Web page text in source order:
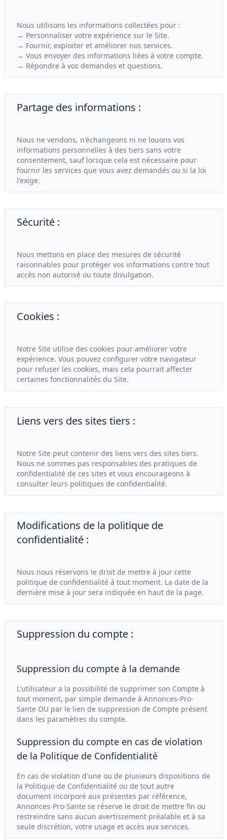
Nous utilisons les informations collectées pour :
→ Personnaliser votre expérience sur le Site.
→ Fournir, exploiter et améliorer nos services.
→ Vous envoyer des informations liées à votre compte.
→ Répondre à vos demandes et questions.
Partage des informations :
Nous ne vendons, n'échangeons ni ne louons vos
informations personnelles à des tiers sans votre
consentement, sauf lorsque cela est nécessaire pour
fournir les services que vous avez demandés ou si la loi
l'exige.
Sécurité :
Nous mettons en place des mesures de sécurité
raisonnables pour protéger vos informations contre tout
accès non autorisé ou toute divulgation.
Cookies :
Notre Site utilise des cookies pour améliorer votre
expérience. Vous pouvez configurer votre navigateur
pour refuser les cookies, mais cela pourrait affecter
certaines fonctionnalités du Site.
Liens vers des sites tiers :
Notre Site peut contenir des liens vers des sites tiers.
Nous ne sommes pas responsables des pratiques de
confidentialité de ces sites et vous encourageons à
consulter leurs politiques de confidentialité.
Modifications de la politique de
confidentialité :
Nous nous réservons le droit de mettre à jour cette
politique de confidentialité à tout moment. La date de la
dernière mise à jour sera indiquée en haut de la page.
Suppression du compte :
Suppression du compte à la demande
L'utilisateur a la possibilité de supprimer son Compte à
tout moment, par simple demande à Annonces-Pro-
Sante OU par le lien de suppression de Compte présent
dans les paramètres du compte.
Suppression du compte en cas de violation
de la Politique de Confidentialité
En cas de violation d'une ou de plusieurs dispositions de
la Politique de Confidentialité ou de tout autre
document incorporé aux présentes par référence,
Annonces-Pro-Sante se réserve le droit de mettre fin ou
restreindre sans aucun avertissement préalable et à sa
seule discrétion, votre usage et accès aux services.